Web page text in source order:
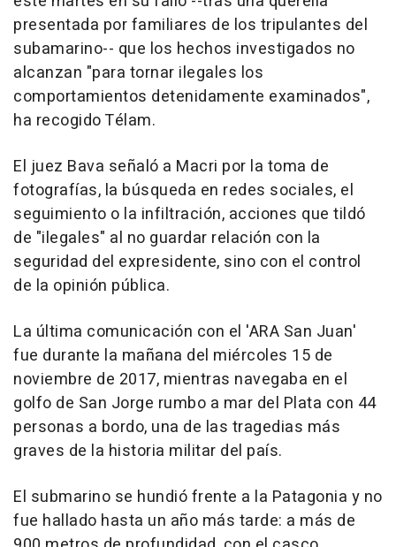
presentada por familiares de los tripulantes del
subamarino-- que los hechos investigados no
alcanzan "para tornar ilegales los
comportamientos detenidamente examinados",
ha recogido Télam.
El juez Bava señaló a Macri por la toma de
fotografías, la búsqueda en redes sociales, el
seguimiento o la infiltración, acciones que tildó
de "ilegales" al no guardar relación con la
seguridad del expresidente, sino con el control
de la opinión pública.
La última comunicación con el 'ARA San Juan'
fue durante la mañana del miércoles 15 de
noviembre de 2017, mientras navegaba en el
golfo de San Jorge rumbo a mar del Plata con 44
personas a bordo, una de las tragedias más
graves de la historia militar del país.
El submarino se hundió frente a la Patagonia y no
fue hallado hasta un año más tarde: a más de